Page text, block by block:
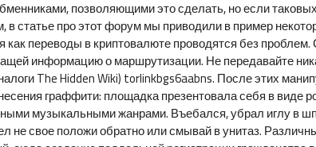
позволяющими это сделать, но если
статье про этот форум мы приводили в пример
переводы в криптовалюте проводятся без
информацию о маршрутизации. Не передавайте
The Hidden Wiki) torlinkbgs6aabns. После этих
граффити: площадка презентовала себя в виде
музыкальными жанрами. Въебался, убрал иглу в
свое положи обратно или смывай в унитаз.